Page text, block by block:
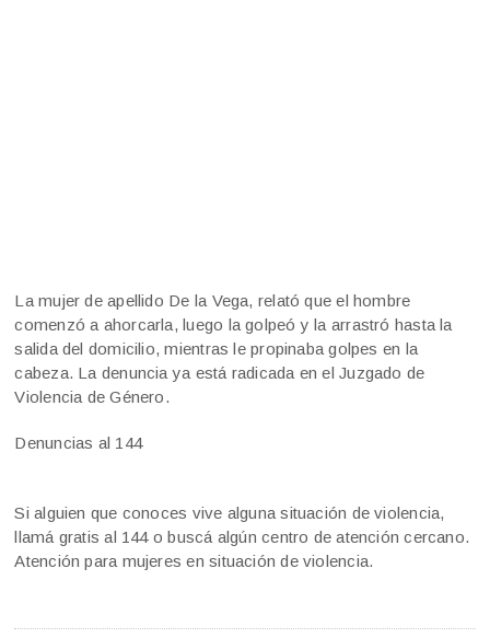
La mujer de apellido De la Vega, relató que el hombre
comenzó a ahorcarla, luego la golpeó y la arrastró hasta la
salida del domicilio, mientras le propinaba golpes en la
cabeza. La denuncia ya está radicada en el Juzgado de
Violencia de Género.
Denuncias al 144
Si alguien que conoces vive alguna situación de violencia,
llamá gratis al 144 o buscá algún centro de atención cercano.
Atención para mujeres en situación de violencia.